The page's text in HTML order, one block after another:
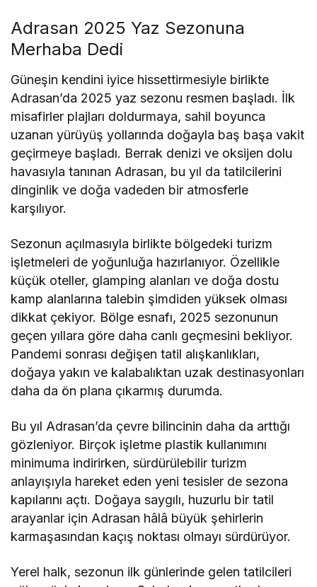
Adrasan 2025 Yaz Sezonuna
Merhaba Dedi
Güneşin kendini iyice hissettirmesiyle birlikte
Adrasan’da 2025 yaz sezonu resmen başladı. İlk
misafirler plajları doldurmaya, sahil boyunca
uzanan yürüyüş yollarında doğayla baş başa vakit
geçirmeye başladı. Berrak denizi ve oksijen dolu
havasıyla tanınan Adrasan, bu yıl da tatilcilerini
dinginlik ve doğa vadeden bir atmosferle
karşılıyor.
Sezonun açılmasıyla birlikte bölgedeki turizm
işletmeleri de yoğunluğa hazırlanıyor. Özellikle
küçük oteller, glamping alanları ve doğa dostu
kamp alanlarına talebin şimdiden yüksek olması
dikkat çekiyor. Bölge esnafı, 2025 sezonunun
geçen yıllara göre daha canlı geçmesini bekliyor.
Pandemi sonrası değişen tatil alışkanlıkları,
doğaya yakın ve kalabalıktan uzak destinasyonları
daha da ön plana çıkarmış durumda.
Bu yıl Adrasan’da çevre bilincinin daha da arttığı
gözleniyor. Birçok işletme plastik kullanımını
minimuma indirirken, sürdürülebilir turizm
anlayışıyla hareket eden yeni tesisler de sezona
kapılarını açtı. Doğaya saygılı, huzurlu bir tatil
arayanlar için Adrasan hâlâ büyük şehirlerin
karmaşasından kaçış noktası olmayı sürdürüyor.
Yerel halk, sezonun ilk günlerinde gelen tatilcileri